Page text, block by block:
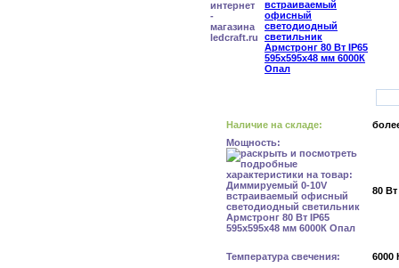
Наличие на складе:
Мощность:
80 Вт
Температура свечения: 6000